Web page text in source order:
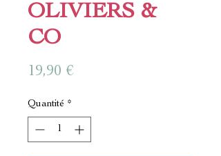
OLIVIERS &
CO
19,90 €Prix
Quantité *